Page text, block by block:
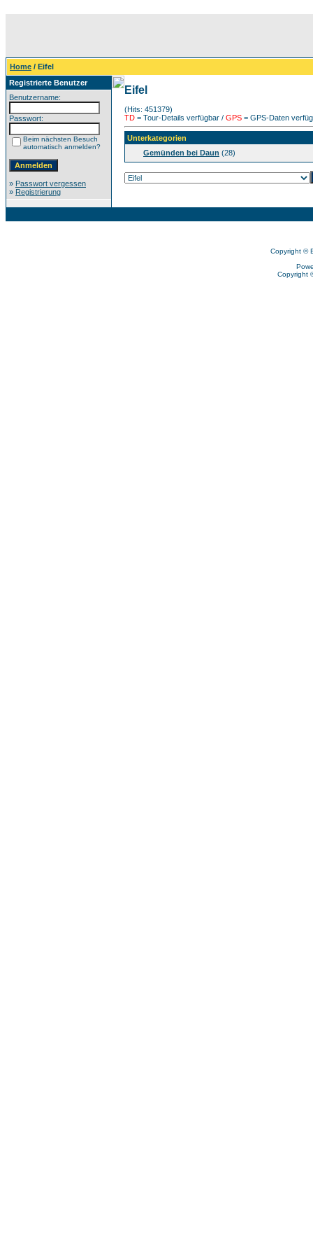
Home / Eifel
Registrierte Benutzer
Benutzername:
Passwort:
Beim nächsten Besuch
automatisch anmelden?
» Passwort vergessen
» Registrierung
Eifel
(Hits: 451379)
TD = Tour-Details verfügbar / GPS = GPS-Daten
Unterkategorien
Gemünden bei Daun (28)
Copyright ©
Copyright